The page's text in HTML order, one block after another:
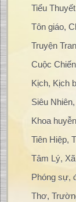
Tiểu Thuyết
Tôn giáo,
Truyện
Cuộc
Kịch, Kịch
Siêu
Khoa
Tiên Hiệp,
Tâm Lý,
Phóng sự,
Thơ,